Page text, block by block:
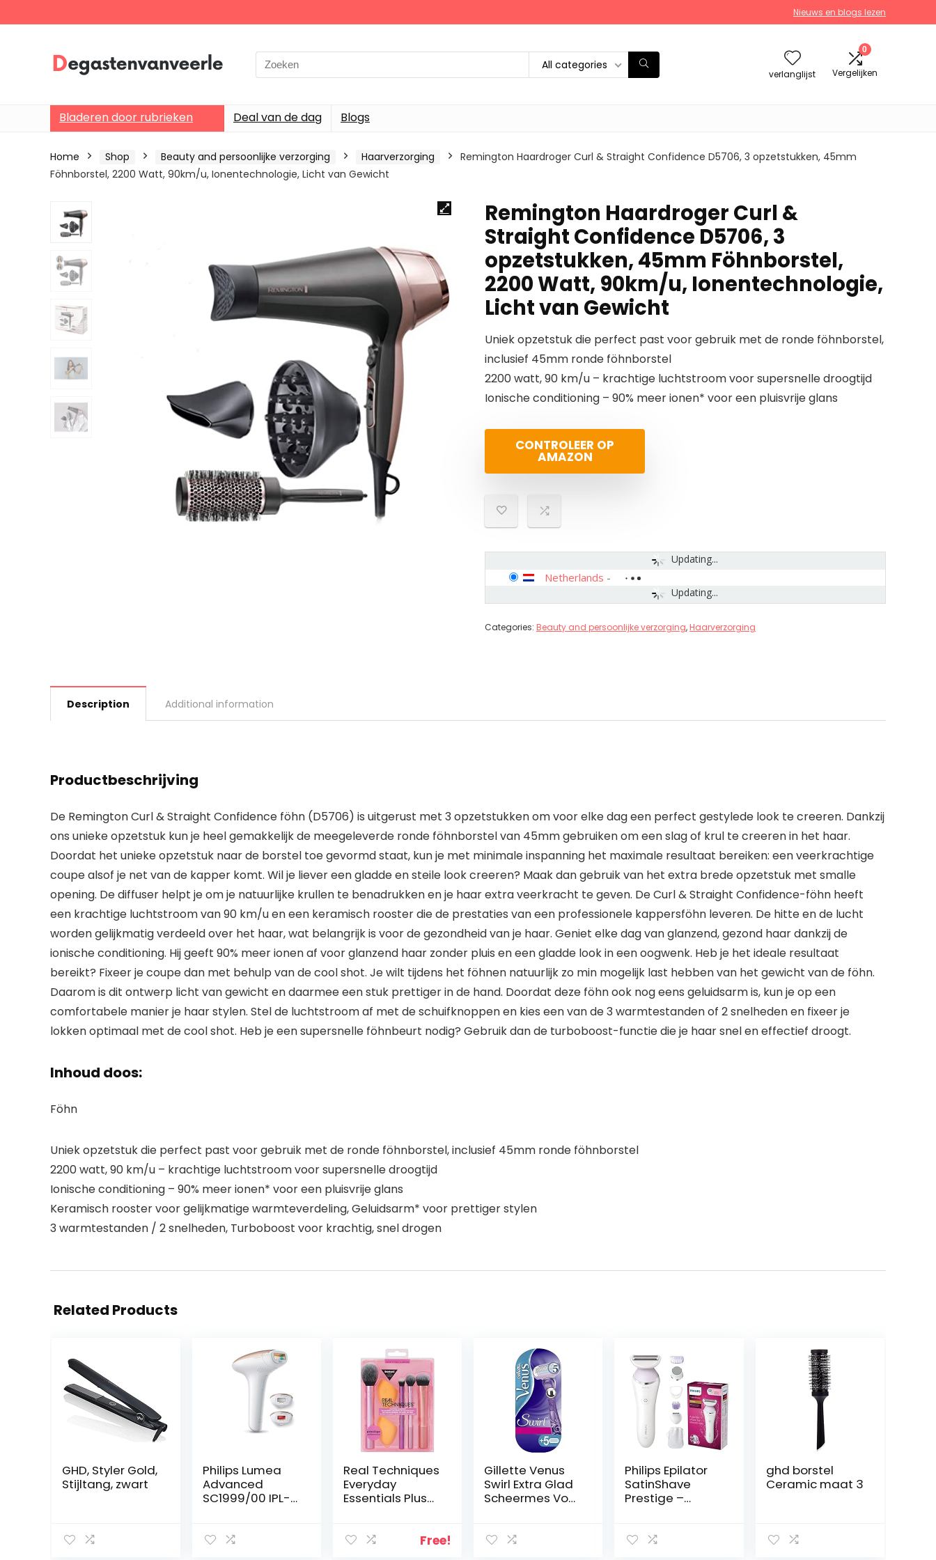
Nieuws en blogs lezen
Search
for:
All categories
verlanglijst
0
Vergelijken
Bladeren door rubrieken Deal van de dag Blogs
Home Shop Beauty and persoonlijke verzorging Haarverzorging
Remington Haardroger Curl & Straight Confidence D5706, 3 opzetstukken, 45mm
Föhnborstel, 2200 Watt, 90km/u, Ionentechnologie, Licht van Gewicht
Remington Haardroger Curl &
Straight Confidence D5706, 3
opzetstukken, 45mm Föhnborstel,
2200 Watt, 90km/u, Ionentechnologie,
Licht van Gewicht
Uniek opzetstuk die perfect past voor gebruik met de ronde föhnborstel,
inclusief 45mm ronde föhnborstel
2200 watt, 90 km/u – krachtige luchtstroom voor supersnelle droogtijd
Ionische conditioning – 90% meer ionen* voor een pluisvrije glans
CONTROLEER OP
AMAZON
Updating...
Updating...
Netherlands -
Categories: Beauty and persoonlijke verzorging, Haarverzorging
Description Additional information
Productbeschrijving
De Remington Curl & Straight Confidence föhn (D5706) is uitgerust met 3 opzetstukken om voor elke dag een perfect gestylede look te creeren. Dankzij
ons unieke opzetstuk kun je heel gemakkelijk de meegeleverde ronde föhnborstel van 45mm gebruiken om een slag of krul te creeren in het haar.
Doordat het unieke opzetstuk naar de borstel toe gevormd staat, kun je met minimale inspanning het maximale resultaat bereiken: een veerkrachtige
coupe alsof je net van de kapper komt. Wil je liever een gladde en steile look creeren? Maak dan gebruik van het extra brede opzetstuk met smalle
opening. De diffuser helpt je om je natuurlijke krullen te benadrukken en je haar extra veerkracht te geven. De Curl & Straight Confidence-föhn heeft
een krachtige luchtstroom van 90 km/u en een keramisch rooster die de prestaties van een professionele kappersföhn leveren. De hitte en de lucht
worden gelijkmatig verdeeld over het haar, wat belangrijk is voor de gezondheid van je haar. Geniet elke dag van glanzend, gezond haar dankzij de
ionische conditioning. Hij geeft 90% meer ionen af voor glanzend haar zonder pluis en een gladde look in een oogwenk. Heb je het ideale resultaat
bereikt? Fixeer je coupe dan met behulp van de cool shot. Je wilt tijdens het föhnen natuurlijk zo min mogelijk last hebben van het gewicht van de föhn.
Daarom is dit ontwerp licht van gewicht en daarmee een stuk prettiger in de hand. Doordat deze föhn ook nog eens geluidsarm is, kun je op een
comfortabele manier je haar stylen. Stel de luchtstroom af met de schuifknoppen en kies een van de 3 warmtestanden of 2 snelheden en fixeer je
lokken optimaal met de cool shot. Heb je een supersnelle föhnbeurt nodig? Gebruik dan de turboboost-functie die je haar snel en effectief droogt.
Inhoud doos:
Föhn
Uniek opzetstuk die perfect past voor gebruik met de ronde föhnborstel, inclusief 45mm ronde föhnborstel
2200 watt, 90 km/u – krachtige luchtstroom voor supersnelle droogtijd
Ionische conditioning – 90% meer ionen* voor een pluisvrije glans
Keramisch rooster voor gelijkmatige warmteverdeling, Geluidsarm* voor prettiger stylen
3 warmtestanden / 2 snelheden, Turboboost voor krachtig, snel drogen
Related Products
GHD, Styler Gold,
Stijltang, zwart
Philips Lumea
Advanced
SC1999/00 IPL-
lichtimpulsen,
Real Techniques
Everyday
Essentials Plus
Spons
Free!
Gillette Venus
Swirl Extra Glad
Scheermes Voor
Philips Epilator
SatinShave
Prestige –
Accessoires –
ghd borstel
Ceramic maat 3